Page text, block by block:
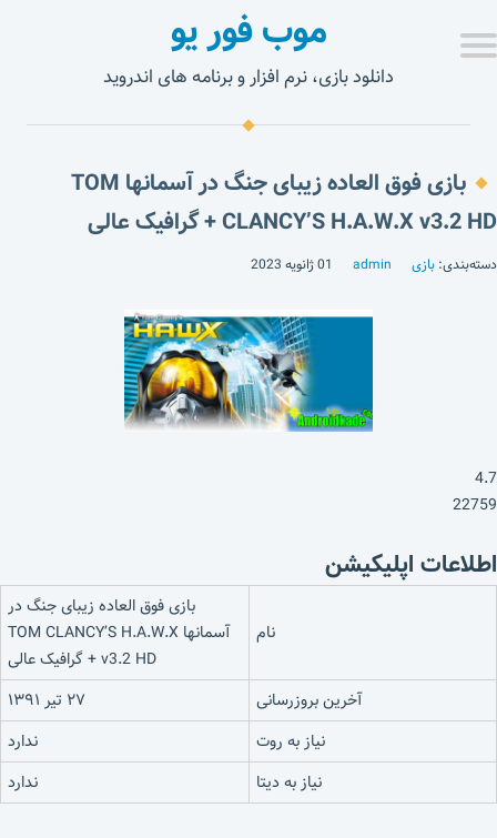
موب فور یو
دانلود بازی، نرم افزار و برنامه های اندروید
بازی فوق العاده زیبای جنگ در آسمانها TOM
CLANCY’S H.A.W.X v3.2 HD + گرافیک عالی
دسته‌بندی: بازی admin 01 ژانویه 2023
4.7
22759
اطلاعات اپلیکیشن
نام
بازی فوق العاده زیبای جنگ در
آسمانها TOM CLANCY’S H.A.W.X
v3.2 HD + گرافیک عالی
آخرین بروزرسانی
۲۷ تیر ۱۳۹۱
نیاز به روت
ندارد
نیاز به دیتا
ندارد